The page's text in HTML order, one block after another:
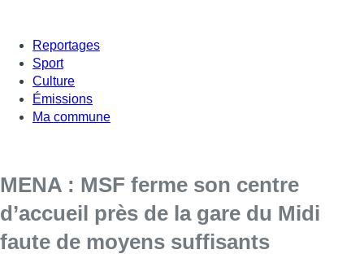
Reportages
Sport
Culture
Émissions
Ma commune
MENA : MSF ferme son centre
d’accueil près de la gare du Midi
faute de moyens suffisants